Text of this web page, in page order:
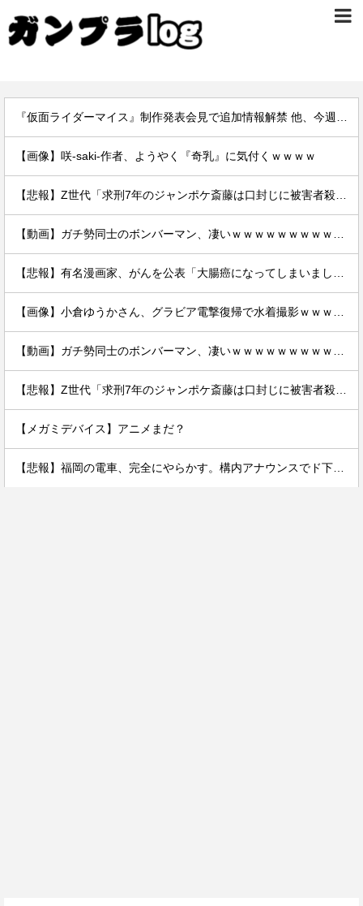
【画像】咲-saki-作者、ようやく『奇乳』に気付くｗｗｗｗ
【メガミデバイス】アニメまだ？